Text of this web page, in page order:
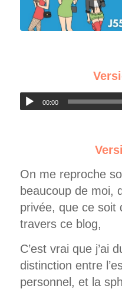
00:00
On me reproche
beaucoup de moi,
privée, que ce soit
travers ce blog,
C’est vrai que j’ai
distinction entre
personnel, et la